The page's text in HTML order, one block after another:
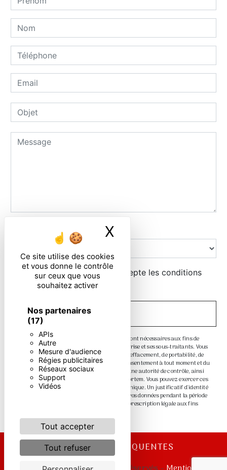
Ce site utilise des cookies
et vous donne le contrôle
sur ceux que vous
souhaitez activer
Nos partenaires
(17)
APIs
Autre
Mesure d'audience
Régies publicitaires
Réseaux sociaux
Support
Vidéos
Tout accepter
Tout refuser
X
Combien font zero plus un
En cochant cette case, j'accepte les conditions
particulières ci-dessous **
** Les données personnelles communiquées sont nécessaires aux fins de
vous contacter. Elles sont destinées à l'entreprise et ses sous-traitants. Vous
disposez de droits d’accès, de rectification, d’effacement, de portabilité, de
limitation, d’opposition, de retrait de votre consentement à tout moment et du
droit d’introduire une réclamation auprès d’une autorité de contrôle, ainsi
que d’organiser le sort de vos données post-mortem. Vous pouvez exercer ces
droits par voie postale ou par courrier électronique. Un justificatif d'identité
pourra vous être demandé. Nous conservons vos données pendant la période
de prise de contact puis pendant la durée de prescription légale aux fins
RECHERCHES FRÉQUENTES